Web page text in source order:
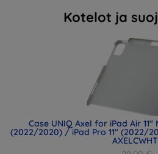
Kotelot ja
Case UNIQ Axel for iPad Air
(2022/2020) / iPad Pro 11" (2022/